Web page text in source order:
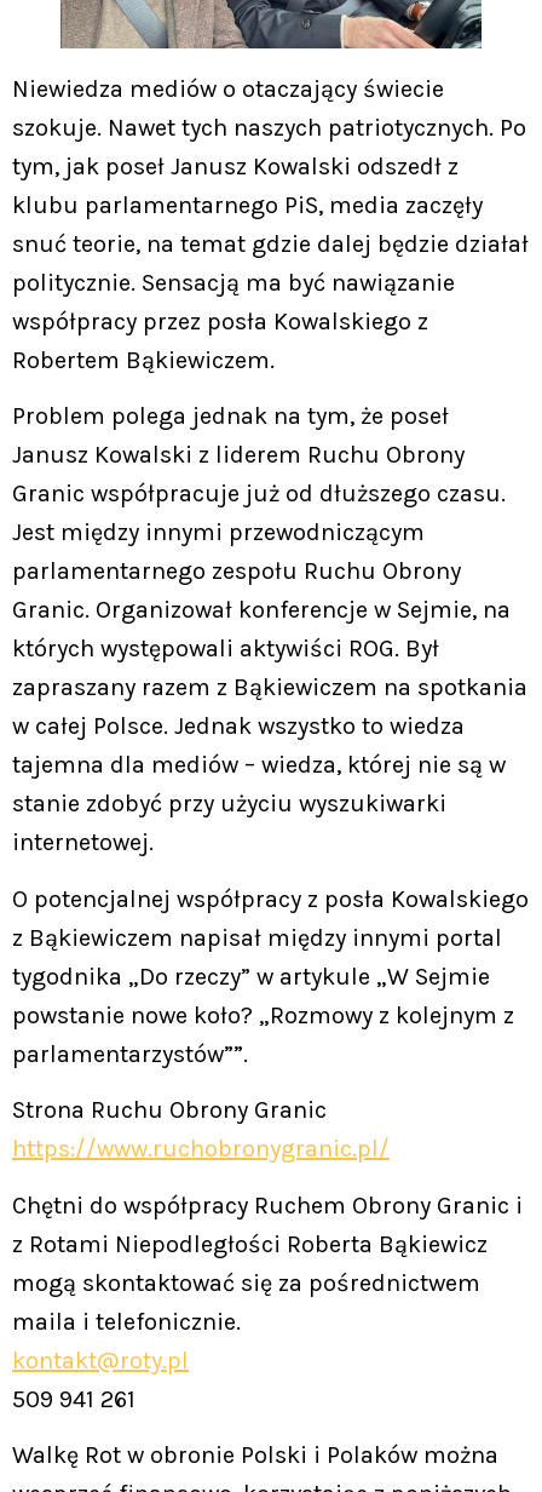
Niewiedza mediów o otaczający świecie
szokuje. Nawet tych naszych patriotycznych. Po
tym, jak poseł Janusz Kowalski odszedł z
klubu parlamentarnego PiS, media zaczęły
snuć teorie, na temat gdzie dalej będzie działał
politycznie. Sensacją ma być nawiązanie
współpracy przez posła Kowalskiego z
Robertem Bąkiewiczem.
Problem polega jednak na tym, że poseł
Janusz Kowalski z liderem Ruchu Obrony
Granic współpracuje już od dłuższego czasu.
Jest między innymi przewodniczącym
parlamentarnego zespołu Ruchu Obrony
Granic. Organizował konferencje w Sejmie, na
których występowali aktywiści ROG. Był
zapraszany razem z Bąkiewiczem na spotkania
w całej Polsce. Jednak wszystko to wiedza
tajemna dla mediów – wiedza, której nie są w
stanie zdobyć przy użyciu wyszukiwarki
internetowej.
O potencjalnej współpracy z posła Kowalskiego
z Bąkiewiczem napisał między innymi portal
tygodnika „Do rzeczy” w artykule „W Sejmie
powstanie nowe koło? „Rozmowy z kolejnym z
parlamentarzystów””.
Strona Ruchu Obrony Granic
https://www.ruchobronygranic.pl/
Chętni do współpracy Ruchem Obrony Granic i
z Rotami Niepodległości Roberta Bąkiewicz
mogą skontaktować się za pośrednictwem
maila i telefonicznie.
kontakt@roty.pl
509 941 261
Walkę Rot w obronie Polski i Polaków można